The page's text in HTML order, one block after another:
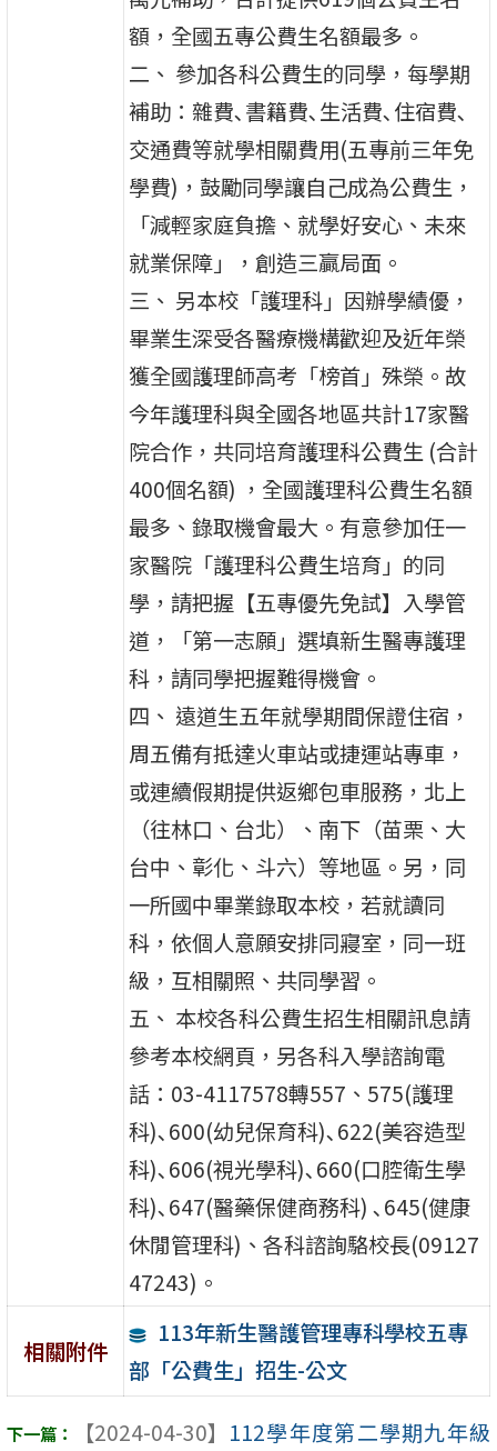
額，全國五專公費生名額最多。
二、 參加各科公費生的同學，每學期
補助：雜費､書籍費､生活費､住宿費､
交通費等就學相關費用(五專前三年免
學費)，鼓勵同學讓自己成為公費生，
「減輕家庭負擔、就學好安心、未來
就業保障」，創造三贏局面。
三、 另本校「護理科」因辦學績優，
畢業生深受各醫療機構歡迎及近年榮
獲全國護理師高考「榜首」殊榮。故
今年護理科與全國各地區共計17家醫
院合作，共同培育護理科公費生 (合計
400個名額) ，全國護理科公費生名額
最多、錄取機會最大。有意參加任一
家醫院「護理科公費生培育」的同
學，請把握【五專優先免試】入學管
道，「第一志願」選填新生醫專護理
科，請同學把握難得機會。
四、 遠道生五年就學期間保證住宿，
周五備有抵達火車站或捷運站專車，
或連續假期提供返鄉包車服務，北上
（往林口、台北）、南下（苗栗、大
台中、彰化、斗六）等地區。另，同
一所國中畢業錄取本校，若就讀同
科，依個人意願安排同寢室，同一班
級，互相關照、共同學習。
五、 本校各科公費生招生相關訊息請
參考本校網頁，另各科入學諮詢電
話：03-4117578轉557、575(護理
科)､600(幼兒保育科)､622(美容造型
科)､606(視光學科)､660(口腔衛生學
科)､647(醫藥保健商務科) ､645(健康
休閒管理科)、各科諮詢駱校長(09127
47243)。
相關附件
113年新生醫護管理專科學校五專
部「公費生」招生-公文
【2024-04-30】 112學年度第二學期九年級